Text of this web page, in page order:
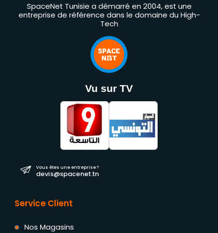
SpaceNet Tunisie a démarré en 2004, est une
entreprise de référence dans le domaine du High-
Tech
Vu sur TV
Vous êtes une entreprise ?
devis@spacenet.tn
Service Client
Nos Magasins